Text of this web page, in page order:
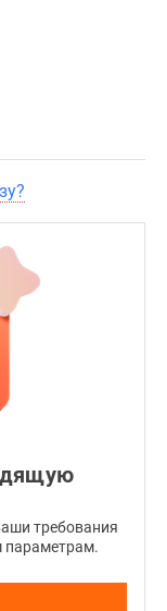
требования
параметрам.